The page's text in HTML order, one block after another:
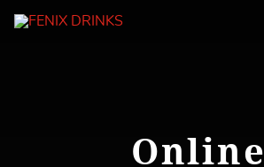
Online